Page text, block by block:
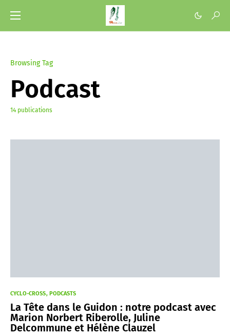
Browsing Tag
Podcast
14 publications
CYCLO-CROSS PODCASTS
La Tête dans le Guidon : notre podcast avec
Marion Norbert Riberolle, Juline
Delcommune et Hélène Clauzel